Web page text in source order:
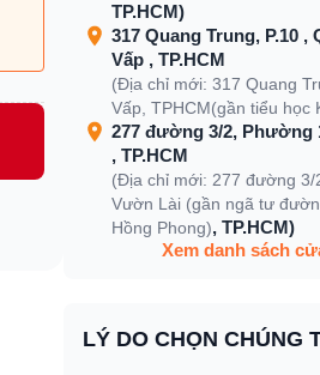
TP.HCM)
317 Quang Trung, P.10 ,
Vấp , TP.HCM
(Địa chỉ mới: 317 Quang
Vấp, TPHCM(gần tiểu học
277 đường 3/2, Phường
, TP.HCM
(Địa chỉ mới: 277 đường 3/
Vườn Lài (gần ngã tư
Hồng Phong), TP.HCM)
Xem danh sách
LÝ DO CHỌN CHÚNG